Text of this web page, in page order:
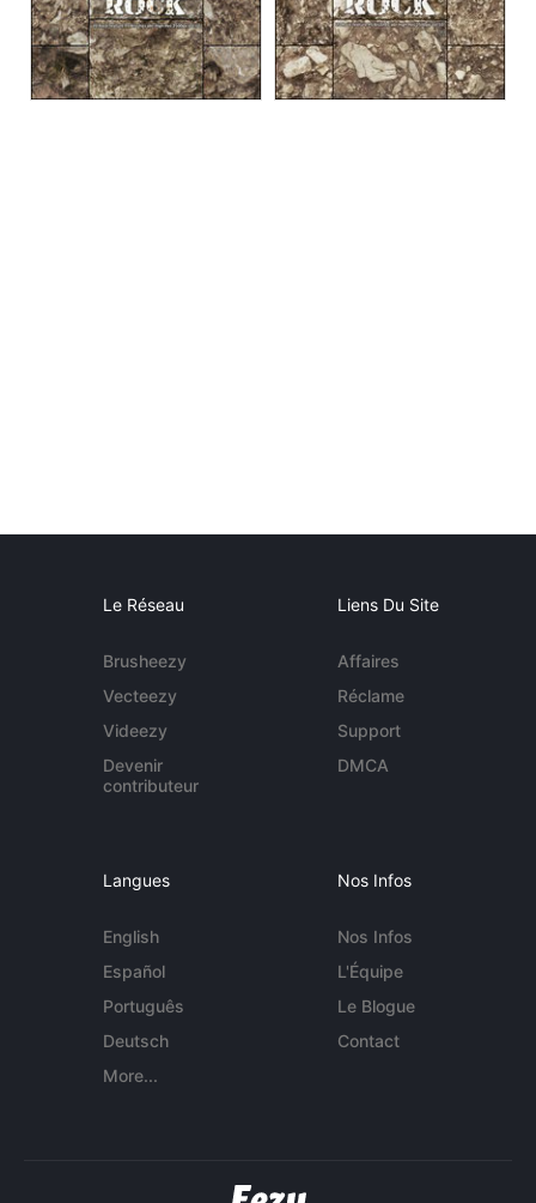
Le Réseau
Brusheezy
Vecteezy
Videezy
Devenir
contributeur
Liens Du Site
Affaires
Réclame
Support
DMCA
Langues
English
Español
Português
Deutsch
More...
Nos Infos
Nos Infos
L'Équipe
Le Blogue
Contact